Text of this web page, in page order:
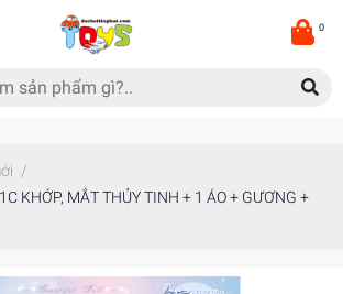
0
/
KHỚP, MẮT THỦY TINH + 1 ÁO + GƯƠNG +